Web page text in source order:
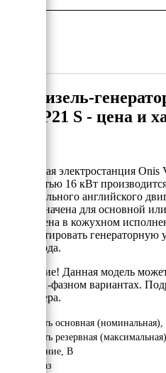
Дизель-
P21 S - цена и
Дизельная электростанция
мощностью 16 кВт
оригинального английского
предназначена для основной
выполнена в кожухном
эксплуатировать
время года.
Внимание! Данная модель
так и в 1-фазном вариантах.
менеджера.
Мощность основная (номинальная),
Мощность резервная
Напряжение, В
Число фаз